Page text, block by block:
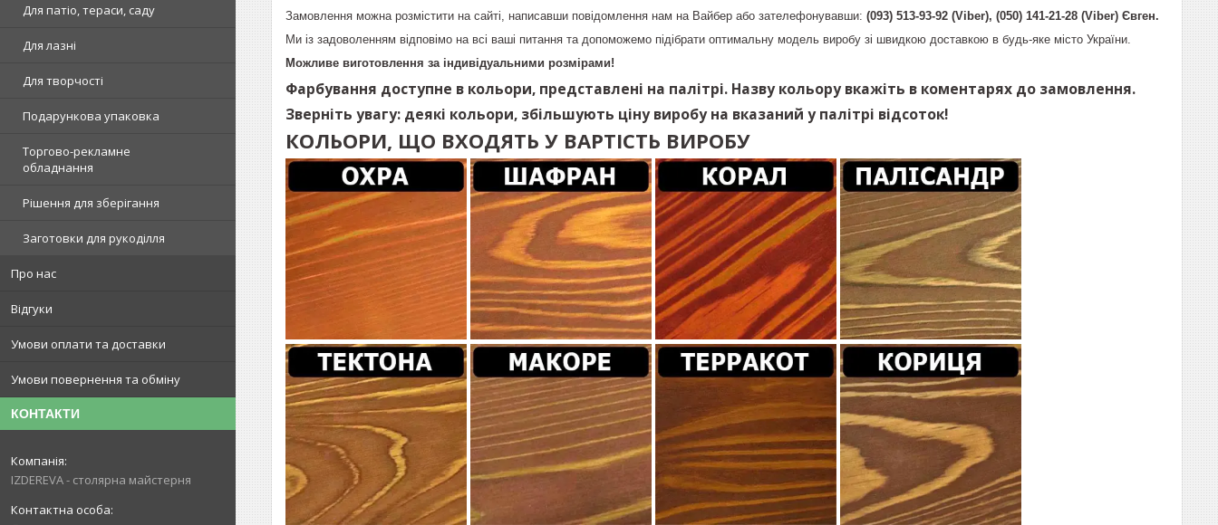
Для патіо, тераси, саду
Для лазні
Для творчості
Подарункова упаковка
Торгово-рекламне
обладнання
Рішення для зберігання
Заготовки для рукоділля
Про нас
Відгуки
Умови оплати та доставки
Умови повернення та обміну
КОНТАКТИ
IZDEREVA - столярна майстерня
Замовлення можна розмістити на сайті, написавши повідомлення нам на Вайбер або зателефонувавши: (093) 513-93-92 (Viber), (050) 141-21-28 (Viber) Євген.
Ми із задоволенням відповімо на всі ваші питання та допоможемо підібрати оптимальну модель виробу зі швидкою доставкою в будь-яке місто України.
Можливе виготовлення за індивідуальними розмірами!
Фарбування доступне в кольори, представлені на палітрі. Назву кольору вкажіть в коментарях до замовлення.
Зверніть увагу: деякі кольори, збільшують ціну виробу на вказаний у палітрі відсоток!
КОЛЬОРИ, ЩО ВХОДЯТЬ У ВАРТІСТЬ ВИРОБУ